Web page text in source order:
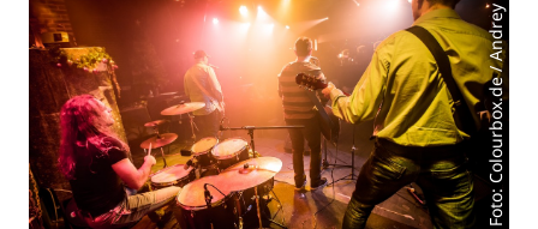
Foto: Colourbox.de / Andrey Armyagov